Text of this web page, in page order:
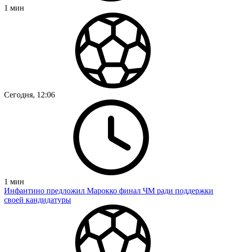
1 мин
Сегодня, 12:06
1 мин
Инфантино предложил Марокко финал ЧМ ради поддержки
своей кандидатуры